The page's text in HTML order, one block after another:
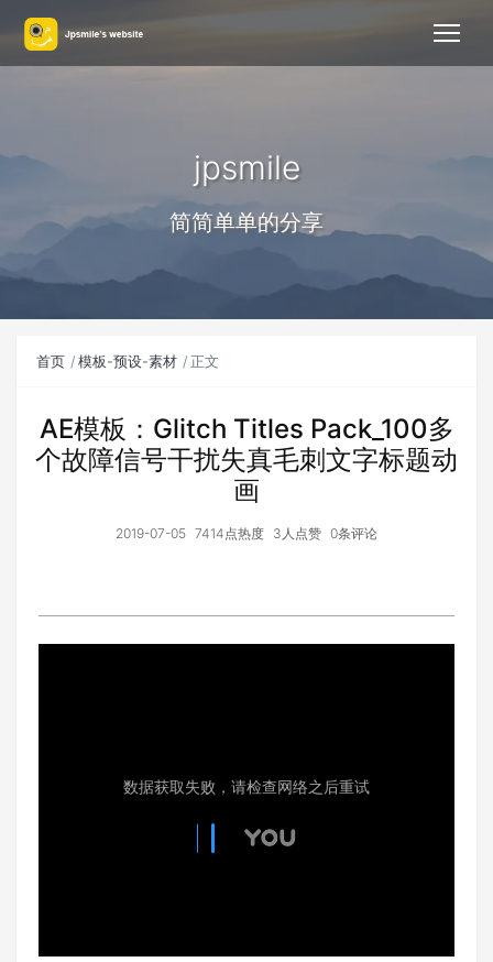
jpsmile
简简单单的分享
首页 模板-预设-素材 正文
AE模板：Glitch Titles Pack_100多
个故障信号干扰失真毛刺文字标题动
画
2019-07-05 7414点热度 3人点赞 0条评论